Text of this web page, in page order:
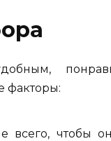
факторы:
всего, чтобы